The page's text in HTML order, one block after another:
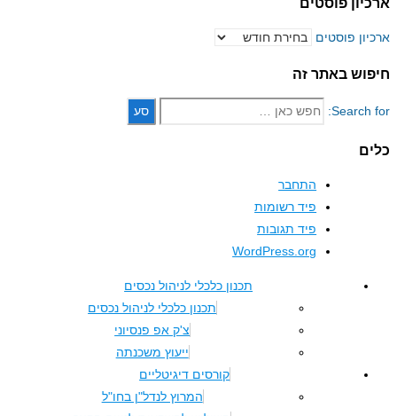
זה
פיד רשומות
פיד תגובות
WordPress.org
תכנון כלכלי לניהול נכסים
תכנון כלכלי לניהול נכסים
צ'ק אפ פנסיוני
ייעוץ משכנתה
קורסים דיגיטליים
המרוץ לנדל"ן בחו"ל